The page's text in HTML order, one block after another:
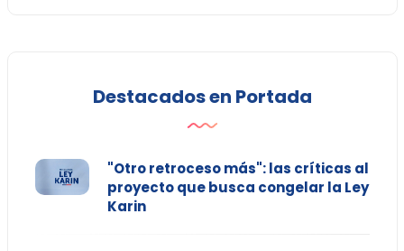
Destacados en Portada
"Otro retroceso más": las críticas al
proyecto que busca congelar la Ley
Karin